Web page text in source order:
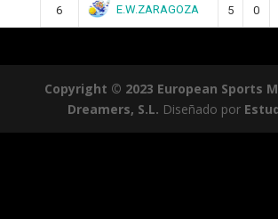
6 E.W.ZARAGOZA 5 0
Copyright © 2023 European Sports
Dreamers, S.L. Diseñado por